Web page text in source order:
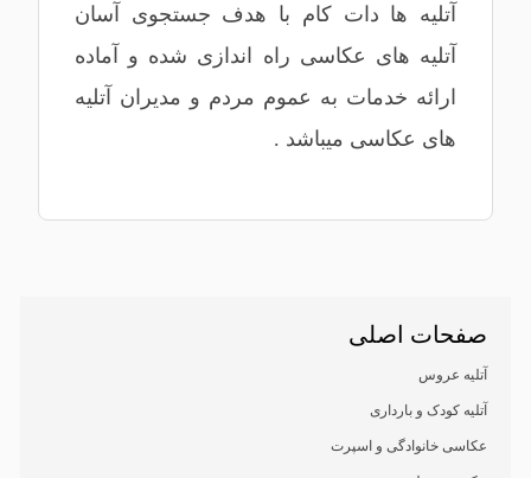
آتلیه ها دات کام با هدف جستجوی آسان
آتلیه های عکاسی راه اندازی شده و آماده
ارائه خدمات به عموم مردم و مدیران آتلیه
های عکاسی میباشد .
صفحات اصلی
آتلیه عروس
آتلیه کودک و بارداری
عکاسی خانوادگی و اسپرت